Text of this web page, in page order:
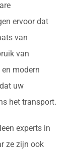
ervoor dat
van
van
modern
uw
het transport.
experts in
ze zijn ook